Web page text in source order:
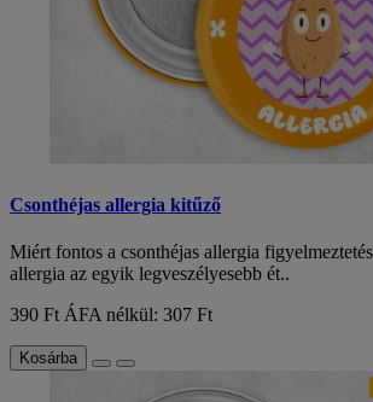
Csonthéjas allergia kitűző
Miért fontos a csonthéjas allergia
allergia az egyik legveszélyesebb ét..
390 Ft ÁFA nélkül: 307 Ft
Kosárba